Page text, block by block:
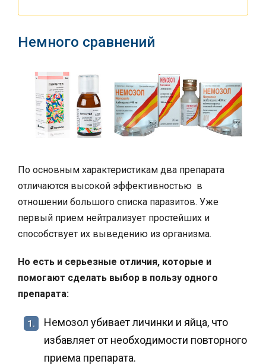
Немного сравнений
По основным характеристикам два препарата
отличаются высокой эффективностью в
отношении большого списка паразитов. Уже
первый прием нейтрализует простейших и
способствует их выведению из организма.
Но есть и серьезные отличия, которые и
помогают сделать выбор в пользу одного
препарата:
1.
Немозол убивает личинки и яйца, что
избавляет от необходимости повторного
приема препарата.